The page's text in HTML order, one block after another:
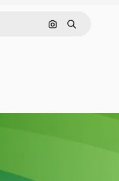
Nach Bild suchen
Suchen